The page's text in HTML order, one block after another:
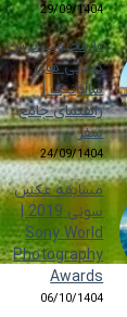
29/09/1404
۱۰ محبوب ترین
دیدنی های
سالونیک |
راهنمای جامع
سفر
24/09/1404
مسابقه عکس
سونی 2019 |
Sony World
Photography
Awards
06/10/1404